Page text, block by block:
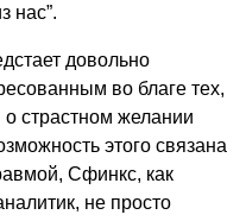
нас”.
довольно
во благе тех,
о страстном желании
этого связана
Сфинкс, как
не просто